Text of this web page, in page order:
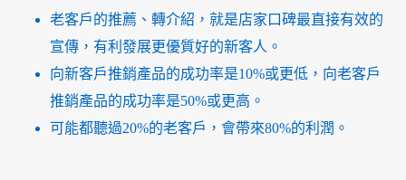
老客戶的推薦、轉介紹，就是店家口碑最直接有效的
宣傳，有利發展更優質好的新客人。
向新客戶推銷產品的成功率是10%或更低，向老客戶
推銷產品的成功率是50%或更高。
可能都聽過20%的老客戶，會帶來80%的利潤。